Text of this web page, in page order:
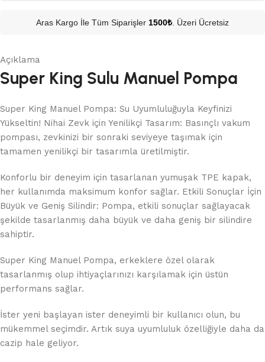
Aras Kargo İle Tüm Siparişler 1500₺ . Üzeri Ücretsiz
Açıklama
Super King Sulu Manuel Pompa
Super King Manuel Pompa: Su Uyumluluğuyla Keyfinizi
Yükseltin! Nihai Zevk için Yenilikçi Tasarım: Basınçlı vakum
pompası, zevkinizi bir sonraki seviyeye taşımak için
tamamen yenilikçi bir tasarımla üretilmiştir.
Konforlu bir deneyim için tasarlanan yumuşak TPE kapak,
her kullanımda maksimum konfor sağlar. Etkili Sonuçlar İçin
Büyük ve Geniş Silindir: Pompa, etkili sonuçlar sağlayacak
şekilde tasarlanmış daha büyük ve daha geniş bir silindire
sahiptir.
Super King Manuel Pompa, erkeklere özel olarak
tasarlanmış olup ihtiyaçlarınızı karşılamak için üstün
performans sağlar.
İster yeni başlayan ister deneyimli bir kullanıcı olun, bu
mükemmel seçimdir. Artık suya uyumluluk özelliğiyle daha da
cazip hale geliyor.